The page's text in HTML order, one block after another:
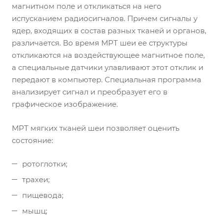
магнитном поле и откликаться на него
испусканием радиосигналов. Причем сигналы у
ядер, входящих в состав разных тканей и органов,
различается. Во время МРТ шеи ее структуры
откликаются на воздействующее магнитное поле,
а специальные датчики улавливают этот отклик и
передают в компьютер. Специальная программа
анализирует сигнал и преобразует его в
графическое изображение.
МРТ мягких тканей шеи позволяет оценить
состояние:
ротоглотки;
трахеи;
пищевода;
мышц;